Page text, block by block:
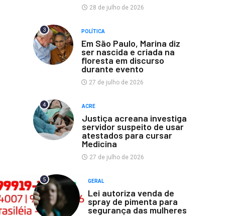
28 de julho de 2026
3 POLÍTICA
Em São Paulo, Marina diz
ser nascida e criada na
floresta em discurso
durante evento
27 de julho de 2026
4 ACRE
Justiça acreana investiga
servidor suspeito de usar
atestados para cursar
Medicina
27 de julho de 2026
5 GERAL
Lei autoriza venda de
spray de pimenta para
segurança das mulheres